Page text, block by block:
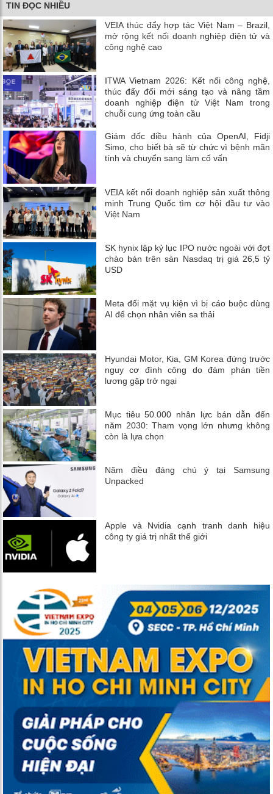
TIN ĐỌC NHIỀU
VEIA thúc đẩy hợp tác Việt Nam – Brazil,
mở rộng kết nối doanh nghiệp điện tử và
công nghệ cao
ITWA Vietnam 2026: Kết nối công nghệ,
thúc đẩy đổi mới sáng tạo và nâng tầm
doanh nghiệp điện tử Việt Nam trong
chuỗi cung ứng toàn cầu
Giám đốc điều hành của OpenAI, Fidji
Simo, cho biết bà sẽ từ chức vì bệnh mãn
tính và chuyển sang làm cố vấn
VEIA kết nối doanh nghiệp sản xuất thông
minh Trung Quốc tìm cơ hội đầu tư vào
Việt Nam
SK hynix lập kỷ lục IPO nước ngoài với đợt
chào bán trên sàn Nasdaq trị giá 26,5 tỷ
USD
Meta đối mặt vụ kiện vì bị cáo buộc dùng
AI để chọn nhân viên sa thải
Hyundai Motor, Kia, GM Korea đứng trước
nguy cơ đình công do đàm phán tiền
lương gặp trở ngại
Mục tiêu 50.000 nhân lực bán dẫn đến
năm 2030: Tham vọng lớn nhưng không
còn là lựa chọn
Năm điều đáng chú ý tại Samsung
Unpacked
Apple và Nvidia cạnh tranh danh hiệu
công ty giá trị nhất thế giới